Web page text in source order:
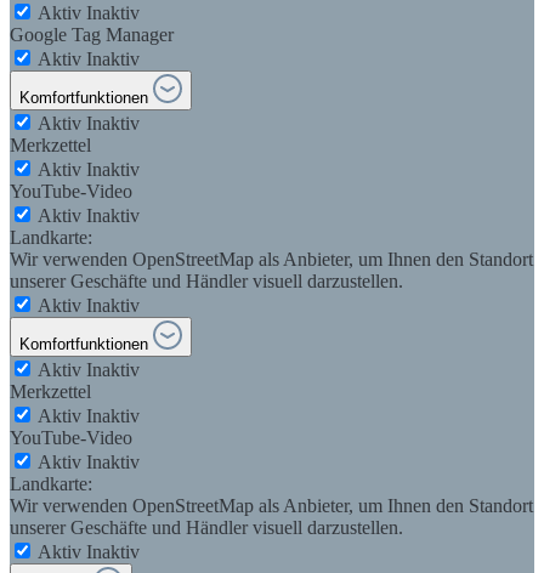
Aktiv Inaktiv
Google Tag Manager
Aktiv Inaktiv
Komfortfunktionen
Aktiv Inaktiv
Merkzettel
Aktiv Inaktiv
YouTube-Video
Aktiv Inaktiv
Landkarte:
Wir verwenden OpenStreetMap als Anbieter, um Ihnen den Standort
unserer Geschäfte und Händler visuell darzustellen.
Aktiv Inaktiv
Komfortfunktionen
Aktiv Inaktiv
Merkzettel
Aktiv Inaktiv
YouTube-Video
Aktiv Inaktiv
Landkarte:
Wir verwenden OpenStreetMap als Anbieter, um Ihnen den Standort
unserer Geschäfte und Händler visuell darzustellen.
Aktiv Inaktiv